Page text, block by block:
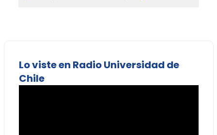
Lo viste en Radio Universidad de
Chile